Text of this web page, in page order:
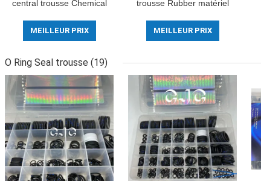
central trousse Chemical
Excavator
MEILLEUR PRIX
trousse Rubber matériel
hydraulique de
réparation
MEILLEUR PRIX
O Ring Seal trousse (19)